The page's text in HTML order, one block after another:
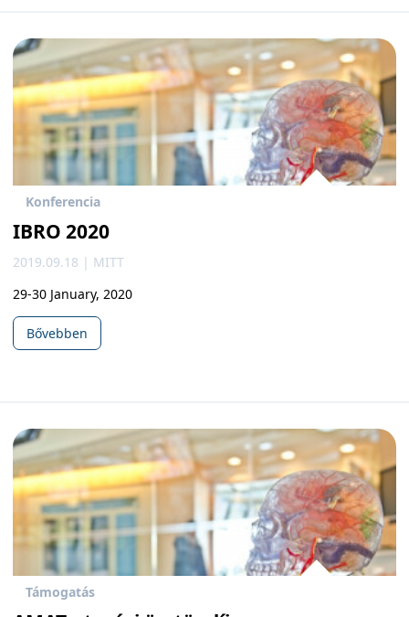
Konferencia
IBRO 2020
2019.09.18 | MITT
29-30 January, 2020
Bővebben
Támogatás